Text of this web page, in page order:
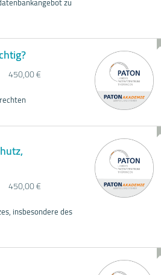
450,00 €
450,00 €
insbesondere des